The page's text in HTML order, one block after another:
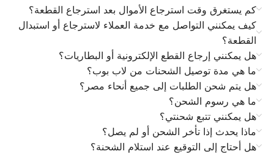
كم يستغرق وقت استرجاع الأموال بعد استرجاع القطعة؟
كيف يمكنني التواصل مع خدمة العملاء لاسترجاع أو استبدال
القطعة؟
هل يمكنني إرجاع القطع الإلكترونية أو البطاريات؟
ما هي مدة توصيل الشحنات من لاب بوب؟
هل يتم شحن الطلبات إلى جميع أنحاء مصر؟
ما هي رسوم الشحن؟
هل يمكنني تتبع شحنتي؟
ماذا يحدث إذا تأخر الشحن أو لم يصل؟
هل أحتاج إلى التوقيع عند استلام الشحنة؟